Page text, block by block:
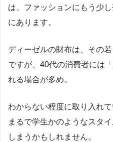
は、ファッションにもう少
にあります。
ディーゼルの財布は、その
ですが、40代の消費者には
れる場合が多め。
わからない程度に取り入れ
まるで学生かのようなスタ
しまうかもしれません。